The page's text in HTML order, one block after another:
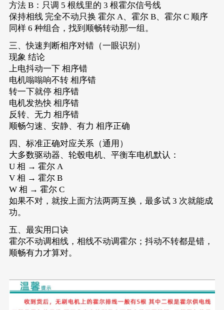
方法 B：只调 5 根线里的 3 根霍尔信号线
保持相线 完全不动只换 霍尔 A、霍尔 B、霍尔 C 顺序
同样 6 种组合，找到顺畅转动那一组。
三、快速判断相序对错（一眼识别）
现象 结论
上电抖动一下 相序错
电机嗡嗡响不转 相序错
转一下就停 相序错
电机发热快 相序错
反转、无力 相序错
顺畅匀速、安静、有力 相序正确
四、标准正确对应关系（通用）
大多数驱动器、轮毂电机、平衡车电机默认：
U 相 → 霍尔 A
V 相 → 霍尔 B
W 相 → 霍尔 C
如果不对，就按上面方法两两互换，最多试 3 次就能成
功。
五、最实用口诀
霍尔不动调相线，相线不动调霍尔；抖动不转都是错，
顺畅有力才算对。